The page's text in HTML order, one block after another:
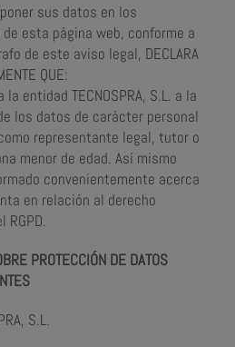
sus datos en los
esta página web, conforme a
de este aviso legal, DECLARA
QUE:
entidad TECNOSPRA, S.L. a la
los datos de carácter personal
representante legal, tutor o
menor de edad. Así mismo
convenientemente acerca
en relación al derecho
PROTECCIÓN DE DATOS
S.L.